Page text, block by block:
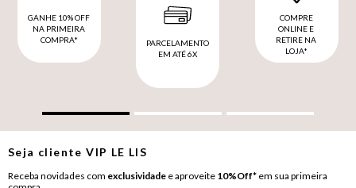
GANHE 10% OFF
NA PRIMEIRA
COMPRA*
PARCELAMENTO
EM ATÉ 6X
COMPRE
ONLINE E
RETIRE NA
LOJA*
Seja clienteVIP LE LIS
Receba novidades com exclusividade e aproveite 10%Off* em sua primeira